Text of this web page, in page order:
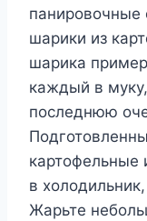
панировочные
шарики из
шарика
каждый в
последнюю
картофельные
в
Жарьте